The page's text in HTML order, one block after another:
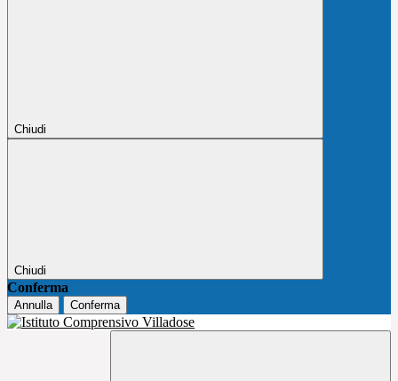
Chiudi
Chiudi
Conferma
Annulla Conferma